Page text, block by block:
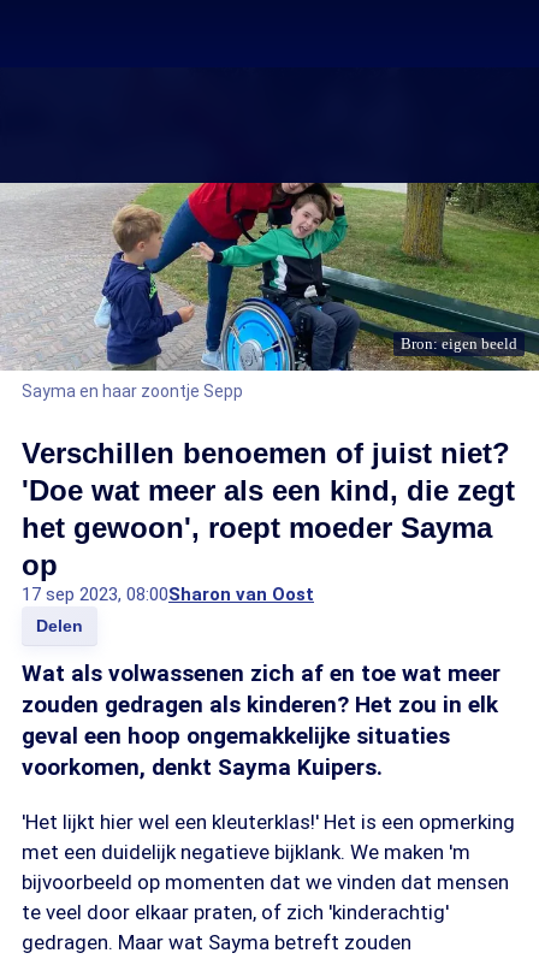
Bron: eigen beeld
Sayma en haar zoontje Sepp
Verschillen benoemen of juist niet?
'Doe wat meer als een kind, die zegt
het gewoon', roept moeder Sayma
op
17 sep 2023, 08:00Sharon van Oost
Delen
Wat als volwassenen zich af en toe wat meer
zouden gedragen als kinderen? Het zou in elk
geval een hoop ongemakkelijke situaties
voorkomen, denkt Sayma Kuipers.
'Het lijkt hier wel een kleuterklas!' Het is een opmerking
met een duidelijk negatieve bijklank. We maken 'm
bijvoorbeeld op momenten dat we vinden dat mensen
te veel door elkaar praten, of zich 'kinderachtig'
gedragen. Maar wat Sayma betreft zouden